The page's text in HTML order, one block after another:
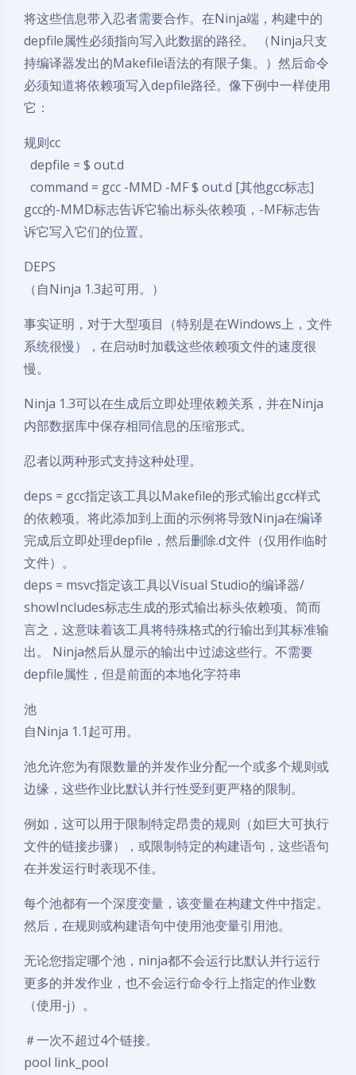
将这些信息带入忍者需要合作。在Ninja端，构建中的
depfile属性必须指向写入此数据的路径。 （Ninja只支
持编译器发出的Makefile语法的有限子集。）然后命令
必须知道将依赖项写入depfile路径。像下例中一样使用
它：
规则cc
depfile = $ out.d
command = gcc -MMD -MF $ out.d [其他gcc标志]
gcc的-MMD标志告诉它输出标头依赖项，-MF标志告
诉它写入它们的位置。
DEPS
（自Ninja 1.3起可用。）
事实证明，对于大型项目（特别是在Windows上，文件
系统很慢），在启动时加载这些依赖项文件的速度很
慢。
Ninja 1.3可以在生成后立即处理依赖关系，并在Ninja
内部数据库中保存相同信息的压缩形式。
忍者以两种形式支持这种处理。
deps = gcc指定该工具以Makefile的形式输出gcc样式
的依赖项。将此添加到上面的示例将导致Ninja在编译
完成后立即处理depfile，然后删除.d文件（仅用作临时
文件）。
deps = msvc指定该工具以Visual Studio的编译器/
showIncludes标志生成的形式输出标头依赖项。简而
言之，这意味着该工具将特殊格式的行输出到其标准输
出。 Ninja然后从显示的输出中过滤这些行。不需要
depfile属性，但是前面的本地化字符串
池
自Ninja 1.1起可用。
池允许您为有限数量的并发作业分配一个或多个规则或
边缘，这些作业比默认并行性受到更严格的限制。
例如，这可以用于限制特定昂贵的规则（如巨大可执行
文件的链接步骤），或限制特定的构建语句，这些语句
在并发运行时表现不佳。
每个池都有一个深度变量，该变量在构建文件中指定。
然后，在规则或构建语句中使用池变量引用池。
无论您指定哪个池，ninja都不会运行比默认并行运行
更多的并发作业，也不会运行命令行上指定的作业数
（使用-j）。
＃一次不超过4个链接。
pool link_pool